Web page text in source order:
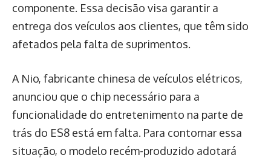
componente. Essa decisão visa garantir a
entrega dos veículos aos clientes, que têm sido
afetados pela falta de suprimentos.
A Nio, fabricante chinesa de veículos elétricos,
anunciou que o chip necessário para a
funcionalidade do entretenimento na parte de
trás do ES8 está em falta. Para contornar essa
situação, o modelo recém-produzido adotará